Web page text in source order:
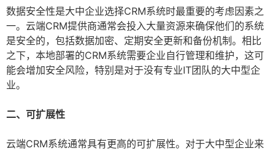
数据安全性是大中企业选择CRM系统时最重要的考虑因素之
一。云端CRM提供商通常会投入大量资源来确保他们的系统
是安全的，包括数据加密、定期安全更新和备份机制。相比
之下，本地部署的CRM系统需要企业自行管理和维护，这可
能会增加安全风险，特别是对于没有专业IT团队的大中型企
业。
二、可扩展性
云端CRM系统通常具有更高的可扩展性。对于大中型企业来